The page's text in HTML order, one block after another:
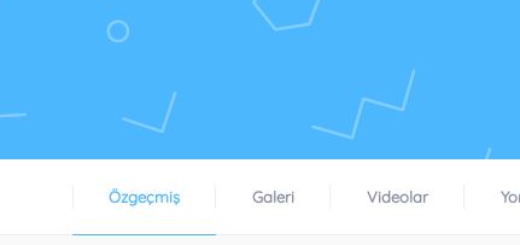
Özgeçmiş Galeri Videolar